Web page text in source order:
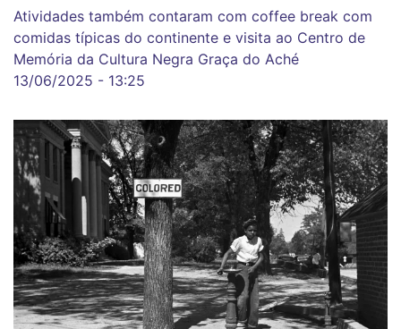
Atividades também contaram com coffee break com
comidas típicas do continente e visita ao Centro de
Memória da Cultura Negra Graça do Aché
13/06/2025 - 13:25